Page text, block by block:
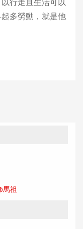
行走且生活可以
多勞動，就是他
馬祖